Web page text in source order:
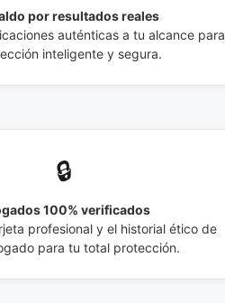
por resultados reales
auténticas a tu alcance para
inteligente y segura.
🔒
100% verificados
profesional y el historial ético de
para tu total protección.